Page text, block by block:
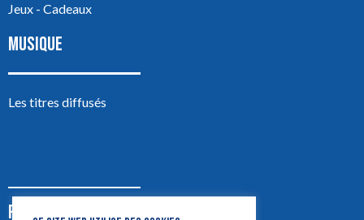
Jeux - Cadeaux
MUSIQUE
Les titres diffusés
PODCASTS